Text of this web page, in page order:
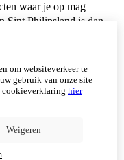
om websiteverkeer te
gebruik van onze site
cookieverklaring hier
Weigeren
waar je op mag
Sint Philipsland is dan
(Tholen en